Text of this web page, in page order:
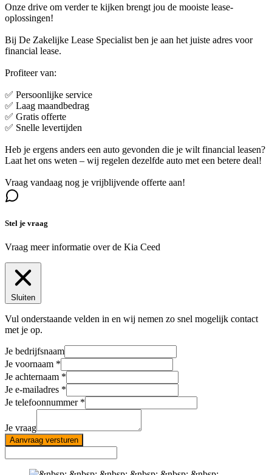
Onze drive om verder te kijken brengt jou de mooiste lease-
oplossingen!
Bij De Zakelijke Lease Specialist ben je aan het juiste adres voor
financial lease.
Profiteer van:
✅ Persoonlijke service
✅ Laag maandbedrag
✅ Gratis offerte
✅ Snelle levertijden
Heb je ergens anders een auto gevonden die je wilt financial leasen?
Laat het ons weten – wij regelen dezelfde auto met een betere deal!
Vraag vandaag nog je vrijblijvende offerte aan!
Stel je vraag
Vraag meer informatie over de Kia Ceed
Sluiten
Vul onderstaande velden in en wij nemen zo snel mogelijk contact
met je op.
Je bedrijfsnaam
Je voornaam
Je achternaam
Je e-mailadres
Je telefoonnummer
Je vraag
Aanvraag versturen